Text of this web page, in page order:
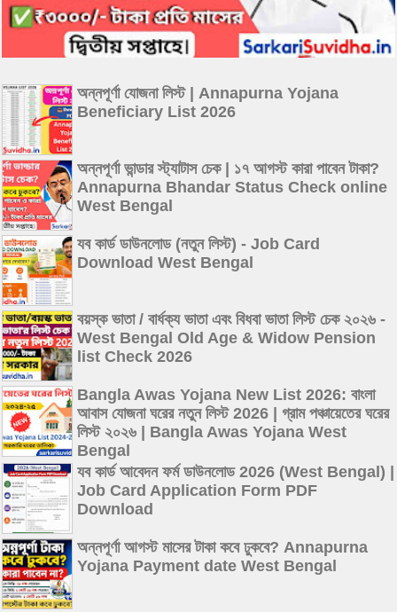
অন্নপূর্ণা যোজনা লিস্ট | Annapurna Yojana
Beneficiary List 2026
অন্নপূর্ণা ভান্ডার স্ট্যাটাস চেক | ১৭ আগস্ট কারা পাবেন টাকা?
Annapurna Bhandar Status Check online
West Bengal
যব কার্ড ডাউনলোড (নতুন লিস্ট) - Job Card
Download West Bengal
বয়স্ক ভাতা / বার্ধক্য ভাতা এবং বিধবা ভাতা লিস্ট চেক ২০২৬ -
West Bengal Old Age & Widow Pension
list Check 2026
Bangla Awas Yojana New List 2026: বাংলা
আবাস যোজনা ঘরের নতুন লিস্ট 2026 | গ্রাম পঞ্চায়েতের ঘরের
লিস্ট ২০২৬ | Bangla Awas Yojana West
Bengal
যব কার্ড আবেদন ফর্ম ডাউনলোড 2026 (West Bengal) |
Job Card Application Form PDF
Download
অন্নপূর্ণা আগস্ট মাসের টাকা কবে ঢুকবে? Annapurna
Yojana Payment date West Bengal